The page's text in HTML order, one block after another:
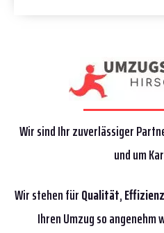
Wir sind Ihr zuverlässiger
und um
Wir stehen fürQualität,Effizienz
Ihren Umzug so